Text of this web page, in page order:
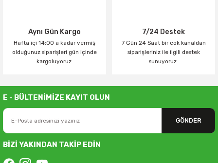
Aynı Gün Kargo
Hafta içi 14:00 a kadar vermiş
olduğunuz siparişleri gün içinde
kargoluyoruz.
7/24 Destek
7 Gün 24 Saat bir çok kanaldan
siparişleriniz ile ilgili destek
sunuyoruz.
E - BÜLTENİMİZE KAYIT OLUN
GÖNDER
BİZİ YAKINDAN TAKİP EDİN